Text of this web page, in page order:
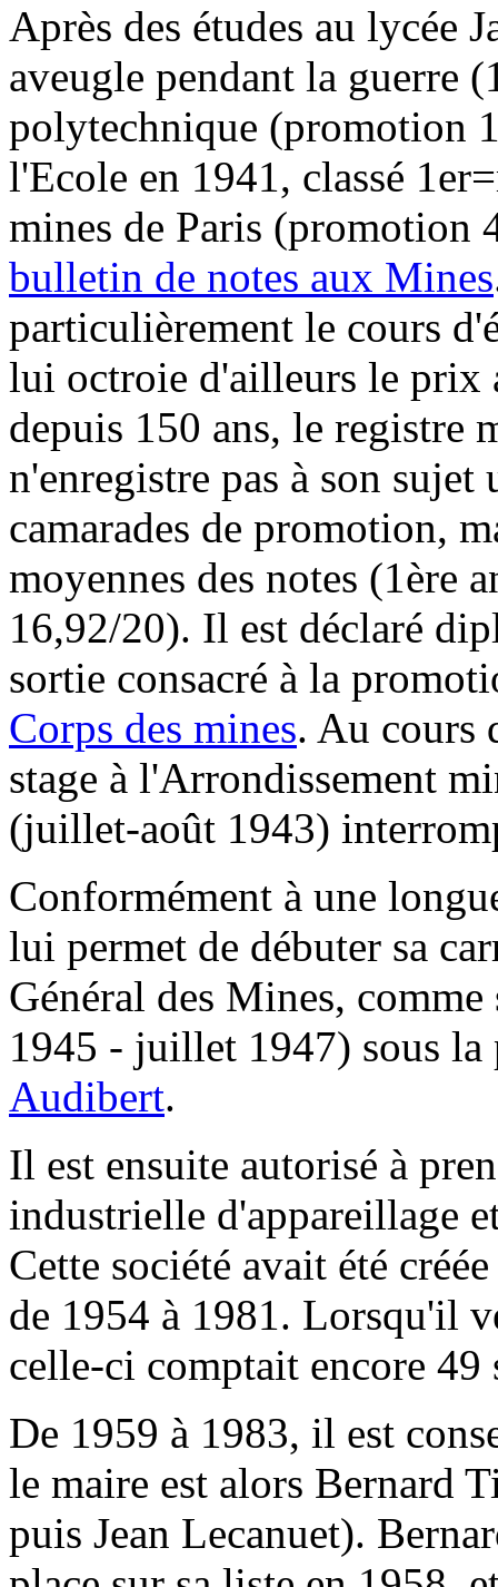
Après des études au lycée
aveugle pendant la guerre
polytechnique (promotion
l'Ecole en 1941, classé
mines de Paris (promotion
bulletin de notes aux Mines
particulièrement le cours
lui octroie d'ailleurs le prix
depuis 150 ans, le registre
n'enregistre pas à son sujet
camarades de promotion,
moyennes des notes (1ère
16,92/20). Il est déclaré
sortie consacré à la
Corps des mines. Au cours
stage à l'Arrondissement
(juillet-août 1943)
Conformément à une
lui permet de débuter sa
Général des Mines,
1945 - juillet 1947) sous
Audibert.
Il est ensuite autorisé à
industrielle d'appareillage
Cette société avait été
de 1954 à 1981. Lorsqu'il
celle-ci comptait encore 49
De 1959 à 1983, il est
le maire est alors Bernard
puis Jean Lecanuet).